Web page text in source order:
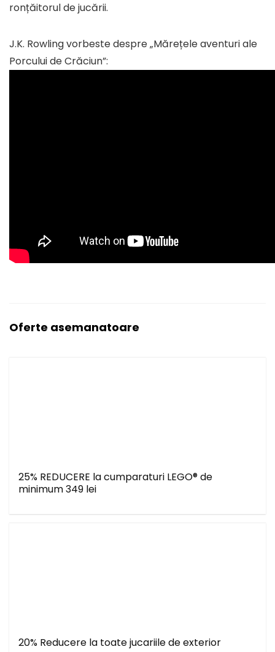
ronțăitorul de jucării.
J.K. Rowling vorbeste despre „Mărețele aventuri ale
Porcului de Crăciun”:
Oferte asemanatoare
25% REDUCERE la cumparaturi LEGO® de
minimum 349 lei
20% Reducere la toate jucariile de exterior